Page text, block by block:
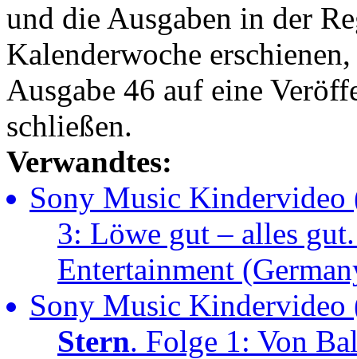
und die Ausgaben in der
Kalenderwoche
Ausgabe 46 auf eine
schließen.
Verwandtes:
Sony Music
3: Löwe gut – alles
Entertainment
Sony Music
Stern. Folge 1: Von